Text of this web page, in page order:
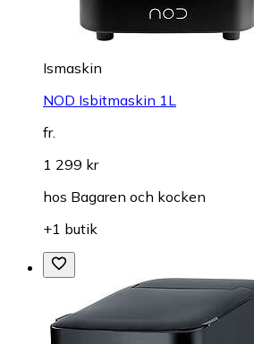
Ismaskin
NOD Isbitmaskin 1L
fr.
1 299 kr
hos Bagaren och kocken
+1 butik